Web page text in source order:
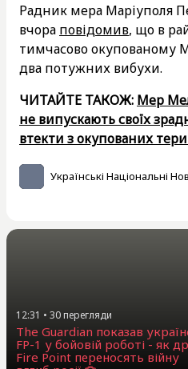
Радник мера Маріуполя
вчора повідомив, що в
тимчасово окупованому
два потужних вибухи.
ЧИТАЙТЕ ТАКОЖ: Мер
не випускають своїх
втекти з окупованих
Українські Національні
12:31 • 30перегляди
The Guardian показав
FP-1 у бойовій роботі - як
Fire Point переносять війну